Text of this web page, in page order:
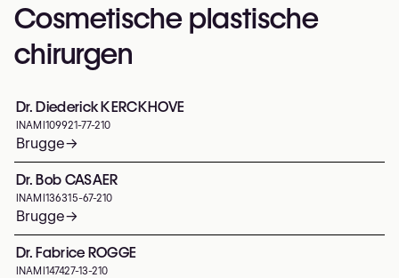
Cosmetische plastische
chirurgen
Dr. Diederick KERCKHOVE
INAMI 109921-77-210
Brugge→
Dr. Bob CASAER
INAMI 136315-67-210
Brugge→
Dr. Fabrice ROGGE
INAMI 147427-13-210